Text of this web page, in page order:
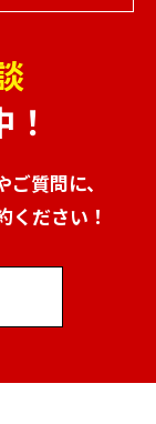
質問に、
ください！